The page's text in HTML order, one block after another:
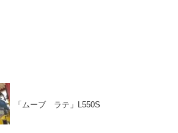
「ムーブ ラテ」L550S